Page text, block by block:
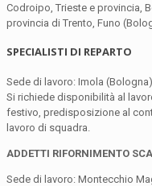
Codroipo, Trieste e provincia,
provincia di Trento, Funo
SPECIALISTI DI REPARTO
Sede di lavoro: Imola
Si richiede disponibilità al
festivo, predisposizione al
lavoro di squadra.
ADDETTI RIFORNIMENTO
Sede di lavoro: Montecchio